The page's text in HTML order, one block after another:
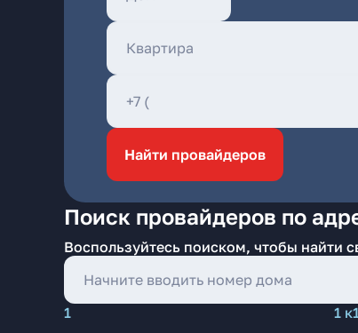
Найти провайдеров
Поиск провайдеров по
Воспользуйтесь поиском, чтобы найти
1 1